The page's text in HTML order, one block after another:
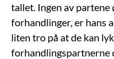
tallet. Ingen av partene
forhandlinger, er hans
liten tro på at de kan
forhandlingspartnerne